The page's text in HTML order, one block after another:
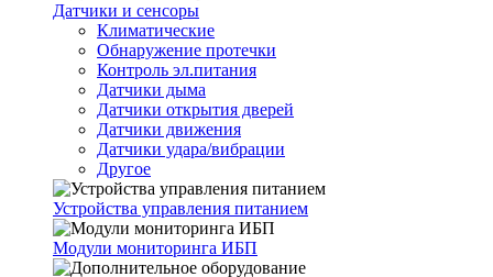
Датчики и сенсоры
Климатические
Обнаружение протечки
Контроль эл.питания
Датчики дыма
Датчики открытия дверей
Датчики движения
Датчики удара/вибрации
Другое
Устройства управления питанием
Модули мониторинга ИБП